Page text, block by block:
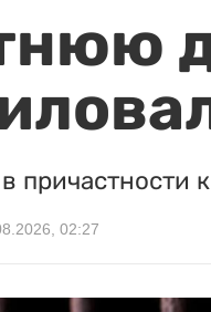
причастности
02:27